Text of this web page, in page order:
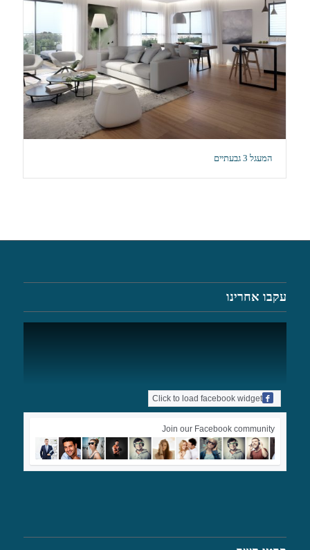
המעגל 3 גבעתיים
עקבו אחרינו
Click to load facebook widget
Join our Facebook community